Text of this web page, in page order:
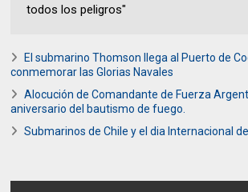
todos los peligros"
El submarino Thomson llega al Puerto de
conmemorar las Glorias Navales
Alocución de Comandante de Fuerza
aniversario del bautismo de fuego.
Submarinos de Chile y el dia Internacional